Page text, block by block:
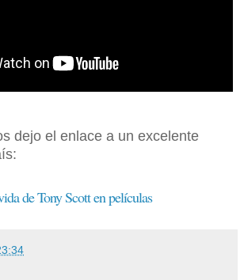
dejo el enlace a un excelente
de Tony Scott en películas